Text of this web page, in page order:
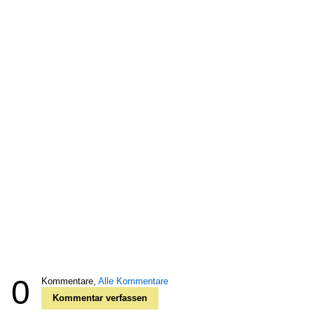
0 Kommentare, Alle Kommentare
Kommentar verfassen